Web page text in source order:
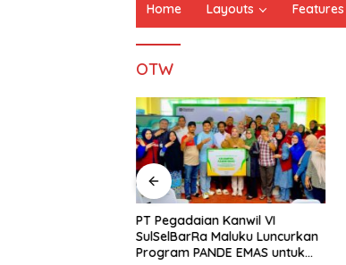
Home Layouts Features
OTW
PT Pegadaian Kanwil VI
SulSelBarRa Maluku Luncurkan
Program PANDE EMAS untuk